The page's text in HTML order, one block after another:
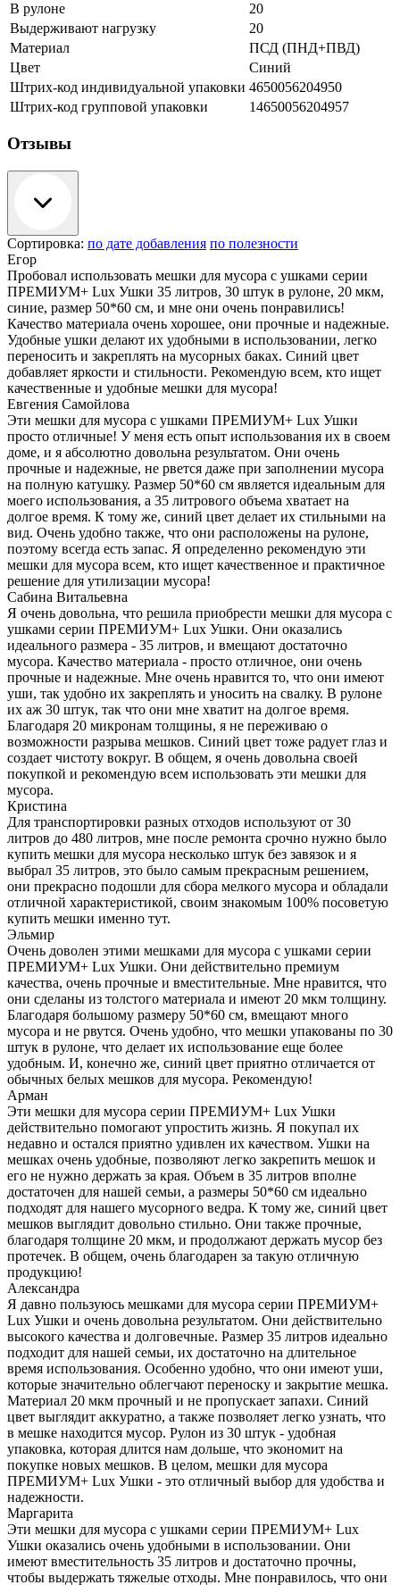
В рулоне
20
Выдерживают нагрузку
20
Материал
ПСД (ПНД+ПВД)
Цвет
Синий
Штрих-код индивидуальной упаковки 4650056204950
Штрих-код групповой упаковки
14650056204957
Отзывы
Сортировка: по дате добавления по полезности
Егор
Пробовал использовать мешки для мусора с ушками серии
ПРЕМИУМ+ Lux Ушки 35 литров, 30 штук в рулоне, 20 мкм,
синие, размер 50*60 см, и мне они очень понравились!
Качество материала очень хорошее, они прочные и надежные.
Удобные ушки делают их удобными в использовании, легко
переносить и закреплять на мусорных баках. Синий цвет
добавляет яркости и стильности. Рекомендую всем, кто ищет
качественные и удобные мешки для мусора!
Евгения Самойлова
Эти мешки для мусора с ушками ПРЕМИУМ+ Lux Ушки
просто отличные! У меня есть опыт использования их в своем
доме, и я абсолютно довольна результатом. Они очень
прочные и надежные, не рвется даже при заполнении мусора
на полную катушку. Размер 50*60 см является идеальным для
моего использования, а 35 литрового объема хватает на
долгое время. К тому же, синий цвет делает их стильными на
вид. Очень удобно также, что они расположены на рулоне,
поэтому всегда есть запас. Я определенно рекомендую эти
мешки для мусора всем, кто ищет качественное и практичное
решение для утилизации мусора!
Сабина Витальевна
Я очень довольна, что решила приобрести мешки для мусора с
ушками серии ПРЕМИУМ+ Lux Ушки. Они оказались
идеального размера - 35 литров, и вмещают достаточно
мусора. Качество материала - просто отличное, они очень
прочные и надежные. Мне очень нравится то, что они имеют
уши, так удобно их закреплять и уносить на свалку. В рулоне
их аж 30 штук, так что они мне хватит на долгое время.
Благодаря 20 микронам толщины, я не переживаю о
возможности разрыва мешков. Синий цвет тоже радует глаз и
создает чистоту вокруг. В общем, я очень довольна своей
покупкой и рекомендую всем использовать эти мешки для
мусора.
Кристина
Для транспортировки разных отходов используют от 30
литров до 480 литров, мне после ремонта срочно нужно было
купить мешки для мусора несколько штук без завязок и я
выбрал 35 литров, это было самым прекрасным решением,
они прекрасно подошли для сбора мелкого мусора и обладали
отличной характеристикой, своим знакомым 100% посоветую
купить мешки именно тут.
Эльмир
Очень доволен этими мешками для мусора с ушками серии
ПРЕМИУМ+ Lux Ушки. Они действительно премиум
качества, очень прочные и вместительные. Мне нравится, что
они сделаны из толстого материала и имеют 20 мкм толщину.
Благодаря большому размеру 50*60 см, вмещают много
мусора и не рвутся. Очень удобно, что мешки упакованы по 30
штук в рулоне, что делает их использование еще более
удобным. И, конечно же, синий цвет приятно отличается от
обычных белых мешков для мусора. Рекомендую!
Арман
Эти мешки для мусора серии ПРЕМИУМ+ Lux Ушки
действительно помогают упростить жизнь. Я покупал их
недавно и остался приятно удивлен их качеством. Ушки на
мешках очень удобные, позволяют легко закрепить мешок и
его не нужно держать за края. Объем в 35 литров вполне
достаточен для нашей семьи, а размеры 50*60 см идеально
подходят для нашего мусорного ведра. К тому же, синий цвет
мешков выглядит довольно стильно. Они также прочные,
благодаря толщине 20 мкм, и продолжают держать мусор без
протечек. В общем, очень благодарен за такую отличную
продукцию!
Александра
Я давно пользуюсь мешками для мусора серии ПРЕМИУМ+
Lux Ушки и очень довольна результатом. Они действительно
высокого качества и долговечные. Размер 35 литров идеально
подходит для нашей семьи, их достаточно на длительное
время использования. Особенно удобно, что они имеют уши,
которые значительно облегчают переноску и закрытие мешка.
Материал 20 мкм прочный и не пропускает запахи. Синий
цвет выглядит аккуратно, а также позволяет легко узнать, что
в мешке находится мусор. Рулон из 30 штук - удобная
упаковка, которая длится нам дольше, что экономит на
покупке новых мешков. В целом, мешки для мусора
ПРЕМИУМ+ Lux Ушки - это отличный выбор для удобства и
надежности.
Маргарита
Эти мешки для мусора с ушками серии ПРЕМИУМ+ Lux
Ушки оказались очень удобными в использовании. Они
имеют вместительность 35 литров и достаточно прочны,
чтобы выдержать тяжелые отходы. Мне понравилось, что они